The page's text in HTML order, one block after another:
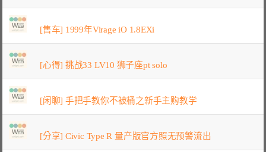
[售车] 1999年Virage iO 1.8EXi
[心得] 挑战33 LV10 狮子座pt solo
[闲聊] 手把手教你不被桶之新手主购教学
[分享] Civic Type R 量产版官方照无预警流出